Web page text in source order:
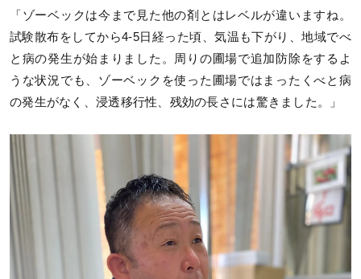
「ゾーベックは今まで見た他の剤とはレベルが違いますね。
試験散布をしてから4-5日経った頃、気温も下がり、地域でべ
と病の発生が始まりました。周りの圃場で追加防除をするよ
うな状況でも、ゾーベックを使った圃場ではまったくべと病
の発生がなく、浸透移行性、残効の長さには驚きました。」